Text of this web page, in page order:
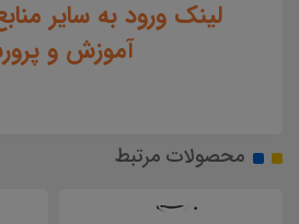
لینک ورود به سایر
آموزش و
محصولات مرتبط